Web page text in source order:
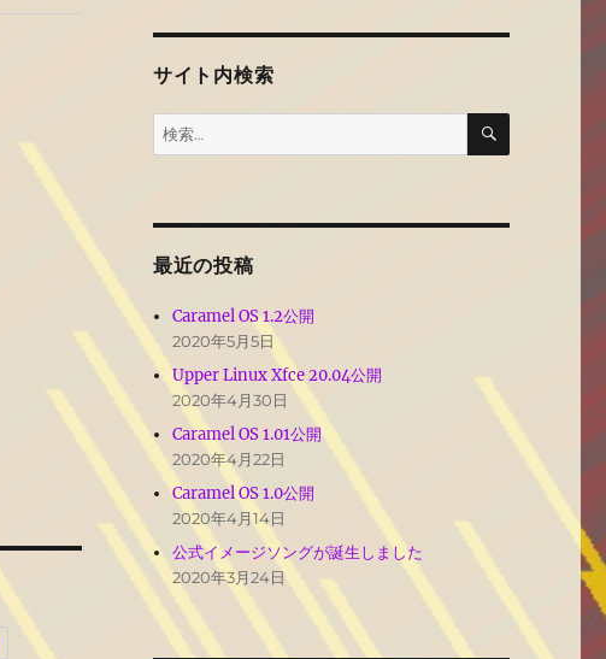
サイト内検索
検
索:
検
最近の投稿
Caramel OS 1.2公開
2020年5月5日
Upper Linux Xfce 20.04公開
2020年4月30日
Caramel OS 1.01公開
2020年4月22日
Caramel OS 1.0公開
2020年4月14日
公式イメージソングが誕生しました
2020年3月24日